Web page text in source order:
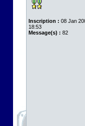
Inscription : 08 Jan
18:53
Message(s) : 82